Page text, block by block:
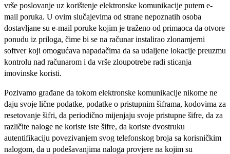
vrše poslovanje uz korištenje elektronske komunikacije putem e-
mail poruka. U ovim slučajevima od strane nepoznatih osoba
dostavljane su e-mail poruke kojim je traženo od primaoca da otvore
ponudu iz priloga, čime bi se na računar instalirao zlonamjerni
softver koji omogućava napadačima da sa udaljene lokacije preuzmu
kontrolu nad računarom i da vrše zloupotrebe radi sticanja
imovinske koristi.
Pozivamo građane da tokom elektronske komunikacije nikome ne
daju svoje lične podatke, podatke o pristupnim šiframa, kodovima za
resetovanje šifri, da periodično mijenjaju svoje pristupne šifre, da za
različite naloge ne koriste iste šifre, da koriste dvostruku
autentifikaciju povezivanjem svog telefonskog broja sa korisničkim
nalogom, da u podešavanjima naloga provjere na kojim su